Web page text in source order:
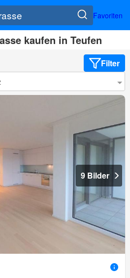
Favoriten
kaufen in Teufen
Filter
9 Bilder